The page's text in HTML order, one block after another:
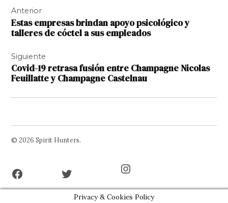
de
entradas
Anterior
Estas empresas brindan apoyo psicológico y
talleres de cóctel a sus empleados
Siguiente
Covid-19 retrasa fusión entre Champagne Nicolas
Feuillatte y Champagne Castelnau
© 2026 Spirit Hunters.
Privacy & Cookies Policy